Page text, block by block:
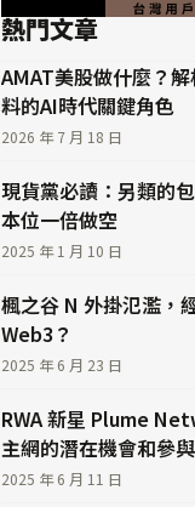
熱門文章
AMAT美股做什麼？
料的AI時代關鍵角色
2026 年 7 月 18 日
現貨黨必讀：另類的
本位一倍做空
2025 年 1 月 10 日
楓之谷 N 外掛氾濫，
Web3？
2025 年 6 月 23 日
RWA 新星 Plume
主網的潛在機會和參
2025 年 6 月 11 日